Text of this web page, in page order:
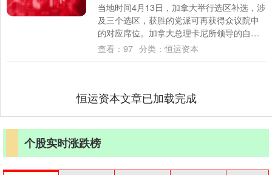
当地时间4月13日，加拿大举行选区补选，涉
及三个选区，获胜的党派可再获得众议院中
的对应席位。加拿大总理卡尼所领导的自由
党预计将凭借此次补选至少再斩获2席众议院
查看： 97 分类：恒运资本
恒运资本文章已加载完成
个股实时涨跌榜